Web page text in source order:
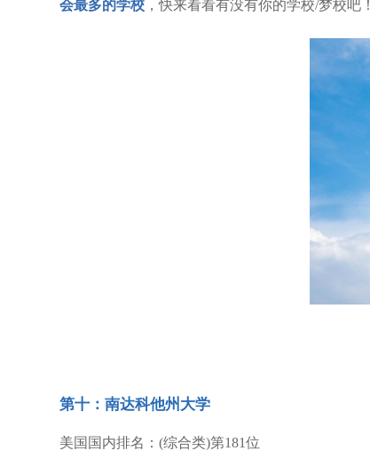
会最多的学校 ，快来看看有没有你的学校/梦校吧！
第十：南达科他州大学
美国国内排名：(综合类)第181位